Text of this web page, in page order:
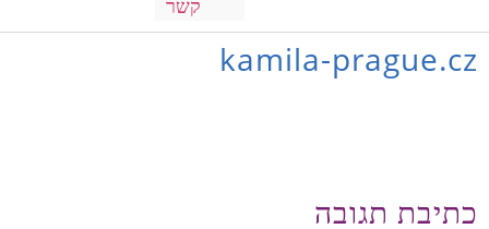
קשר
kamila-prague.cz
כתיבת תגובה